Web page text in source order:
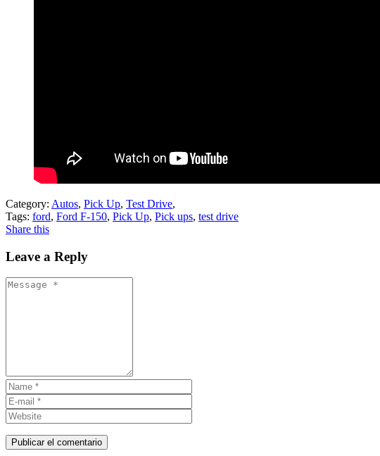
Category: Autos, Pick Up, Test Drive,
Tags: ford, Ford F-150, Pick Up, Pick ups, test drive
Share this
Leave a Reply